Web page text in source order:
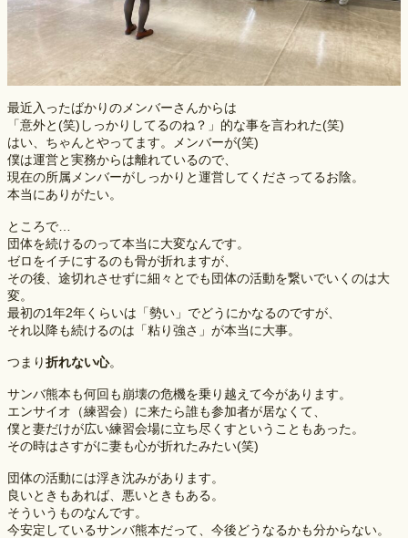
最近入ったばかりのメンバーさんからは
「意外と(笑)しっかりしてるのね？」的な事を言われた(笑)
はい、ちゃんとやってます。メンバーが(笑)
僕は運営と実務からは離れているので、
現在の所属メンバーがしっかりと運営してくださってるお陰。
本当にありがたい。
ところで…
団体を続けるのって本当に大変なんです。
ゼロをイチにするのも骨が折れますが、
その後、途切れさせずに細々とでも団体の活動を繋いでいくのは大
変。
最初の1年2年くらいは「勢い」でどうにかなるのですが、
それ以降も続けるのは「粘り強さ」が本当に大事。
つまり折れない心。
サンバ熊本も何回も崩壊の危機を乗り越えて今があります。
エンサイオ（練習会）に来たら誰も参加者が居なくて、
僕と妻だけが広い練習会場に立ち尽くすということもあった。
その時はさすがに妻も心が折れたみたい(笑)
団体の活動には浮き沈みがあります。
良いときもあれば、悪いときもある。
そういうものなんです。
今安定しているサンバ熊本だって、今後どうなるかも分からない。